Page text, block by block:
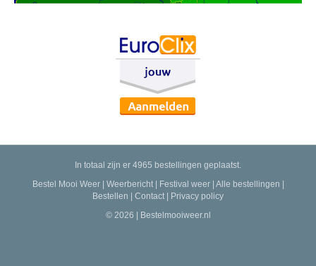
In totaal zijn er 4965 bestellingen geplaatst.
Bestel Mooi Weer| Weerbericht| Festival weer| Alle bestellingen |
Bestellen | Contact | Privacy policy
© 2026 | Bestelmooiweer.nl